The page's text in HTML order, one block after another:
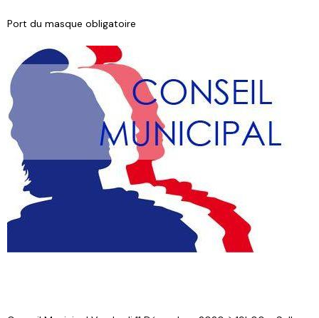
Port du masque obligatoire